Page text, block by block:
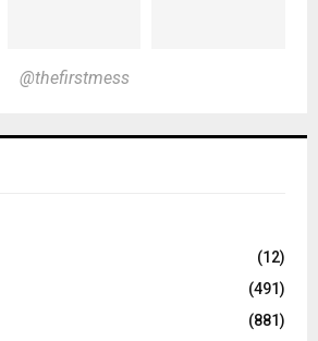
@thefirstmess
(12)
(491)
(881)